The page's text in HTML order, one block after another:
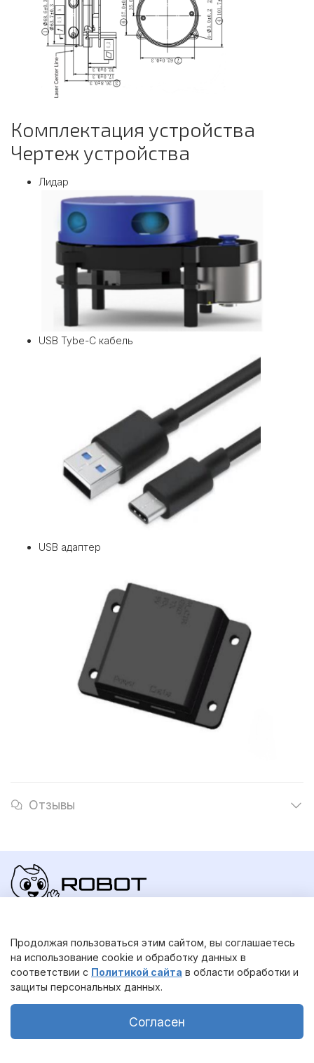
Комплектация устройства
Чертеж устройства
Лидар
USB Tybe-C кабель
USB адаптер
Отзывы
Использование материалов Сайта разрешается только с
согласия администрации
Продолжая пользоваться этим сайтом, вы соглашаетесь
на использование cookie и обработку данных в
соответствии с Политикой сайта в области обработки и
защиты персональных данных.
Согласен